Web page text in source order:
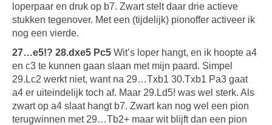
loperpaar en druk op b7. Zwart stelt daar drie actieve
stukken tegenover. Met een (tijdelijk) pionoffer activeer ik
nog een vierde.
27…e5!? 28.dxe5 Pc5 Wit’s loper hangt, en ik hoopte a4
en c3 te kunnen gaan slaan met mijn paard. Simpel
29.Lc2 werkt niet, want na 29…Txb1 30.Txb1 Pa3 gaat
a4 er uiteindelijk toch af. Maar 29.Ld5! was wel sterk. Als
zwart op a4 slaat hangt b7. Zwart kan nog wel een pion
terugwinnen met 29…Tb2+ maar wit blijft dan een pion